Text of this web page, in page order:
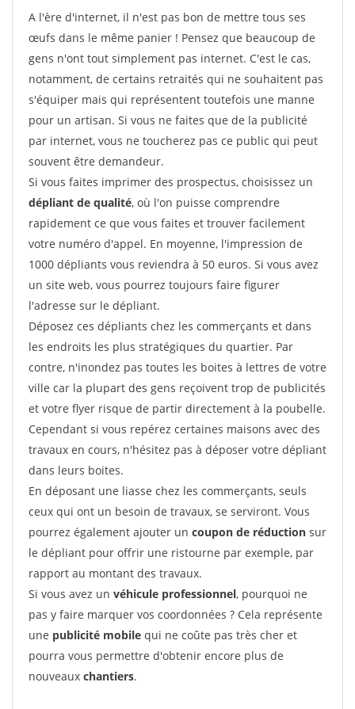
A l'ère d'internet, il n'est pas bon de mettre tous ses
œufs dans le même panier ! Pensez que beaucoup de
gens n'ont tout simplement pas internet. C'est le cas,
notamment, de certains retraités qui ne souhaitent pas
s'équiper mais qui représentent toutefois une manne
pour un artisan. Si vous ne faites que de la publicité
par internet, vous ne toucherez pas ce public qui peut
souvent être demandeur.
Si vous faites imprimer des prospectus, choisissez un
dépliant de qualité, où l'on puisse comprendre
rapidement ce que vous faites et trouver facilement
votre numéro d'appel. En moyenne, l'impression de
1000 dépliants vous reviendra à 50 euros. Si vous avez
un site web, vous pourrez toujours faire figurer
l'adresse sur le dépliant.
Déposez ces dépliants chez les commerçants et dans
les endroits les plus stratégiques du quartier. Par
contre, n'inondez pas toutes les boites à lettres de votre
ville car la plupart des gens reçoivent trop de publicités
et votre flyer risque de partir directement à la poubelle.
Cependant si vous repérez certaines maisons avec des
travaux en cours, n'hésitez pas à déposer votre dépliant
dans leurs boites.
En déposant une liasse chez les commerçants, seuls
ceux qui ont un besoin de travaux, se serviront. Vous
pourrez également ajouter un coupon de réduction sur
le dépliant pour offrir une ristourne par exemple, par
rapport au montant des travaux.
Si vous avez un véhicule professionnel, pourquoi ne
pas y faire marquer vos coordonnées ? Cela représente
une publicité mobile qui ne coûte pas très cher et
pourra vous permettre d'obtenir encore plus de
nouveaux chantiers.